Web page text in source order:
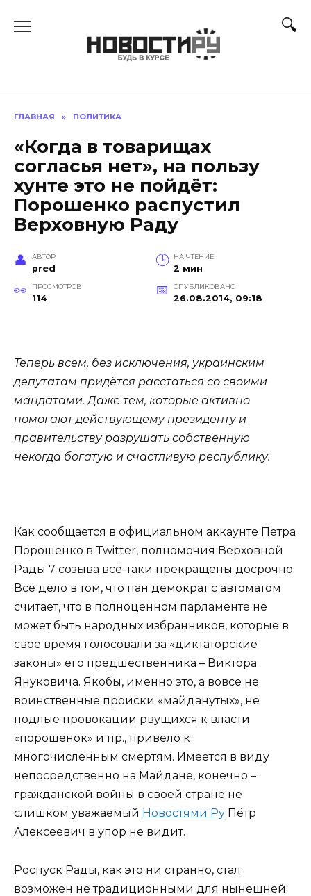
ГЛАВНАЯ » ПОЛИТИКА
«Когда в товарищах
согласья нет», на пользу
хунте это не пойдёт:
Порошенко распустил
Верховную Раду
АВТОР
pred
НА ЧТЕНИЕ
2 мин
ПРОСМОТРОВ
114
ОПУБЛИКОВАНО
26.08.2014, 09:18
Теперь всем, без исключения, украинским
депутатам придётся расстаться со своими
мандатами. Даже тем, которые активно
помогают действующему президенту и
правительству разрушать собственную
некогда богатую и счастливую республику.
Как сообщается в официальном аккаунте Петра
Порошенко в Twitter, полномочия Верховной
Рады 7 созыва всё-таки прекращены досрочно.
Всё дело в том, что пан демократ с автоматом
считает, что в полноценном парламенте не
может быть народных избранников, которые в
своё время голосовали за «диктаторские
законы» его предшественника – Виктора
Януковича. Якобы, именно это, а вовсе не
воинственные происки «майданутых», не
подлые провокации рвущихся к власти
«порошенок» и пр., привело к
многочисленным смертям. Имеется в виду
непосредственно на Майдане, конечно –
гражданской войны в своей стране не
слишком уважаемый Новостями Ру Пётр
Алексеевич в упор не видит.
Роспуск Рады, как это ни странно, стал
возможен не традиционными для нынешней